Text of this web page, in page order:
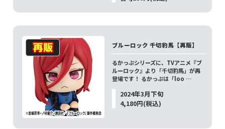
ブルーロック 千切豹馬【再販】
るかっぷシリーズに、TVアニメ『ブ
ルーロック』より「千切豹馬」が再
登場です！ るかっぷは「loo …
2024年3月下旬
4,180円(税込)